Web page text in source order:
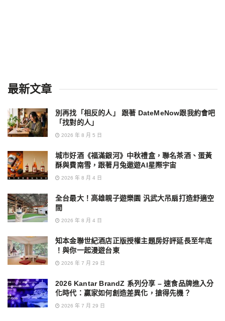
最新文章
別再找「相反的人」 跟著 DateMeNow跟我約會吧
「找對的人」
2026 年 8 月 5 日
城市好酒《福滿銀河》中秋禮盒，聯名茶酒、蛋黃
酥與費南雪，跟著月兔遨遊AI星際宇宙
2026 年 8 月 4 日
全台最大！高雄親子遊樂園 汎武大吊扇打造舒適空
間
2026 年 8 月 4 日
知本金聯世紀酒店正版授權主題房好評延長至年底
！與你一起漫遊台東
2026 年 7 月 29 日
2026 Kantar BrandZ 系列分享 – 速食品牌進入分
化時代：贏家如何創造差異化，搶得先機？
2026 年 7 月 29 日